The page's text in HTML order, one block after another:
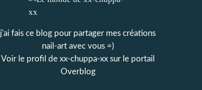
j'ai fais ce blog pour partager mes créations
nail-art avec vous =)
Voir le profil de xx-chuppa-xx sur le portail
Overblog